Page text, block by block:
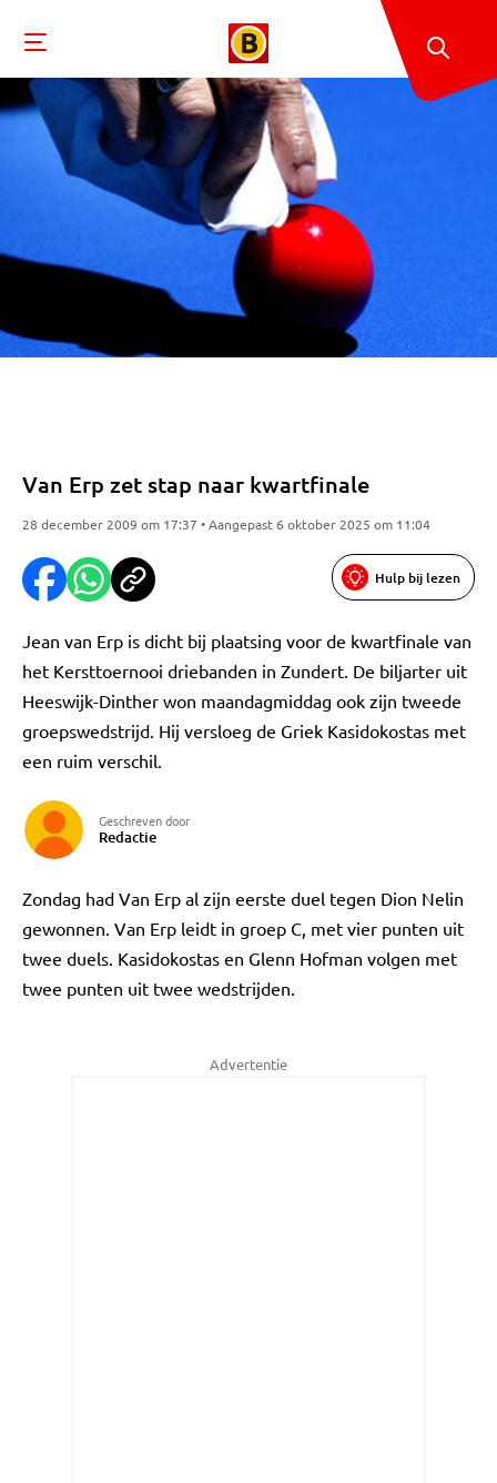
Van Erp zet stap naar kwartfinale
28 december 2009 om 17:37 • Aangepast 6 oktober 2025 om 11:04
Hulp bij lezen
Jean van Erp is dicht bij plaatsing voor de kwartfinale van
het Kersttoernooi driebanden in Zundert. De biljarter uit
Heeswijk-Dinther won maandagmiddag ook zijn tweede
groepswedstrijd. Hij versloeg de Griek Kasidokostas met
een ruim verschil.
Geschreven door
Redactie
Zondag had Van Erp al zijn eerste duel tegen Dion Nelin
gewonnen. Van Erp leidt in groep C, met vier punten uit
twee duels. Kasidokostas en Glenn Hofman volgen met
twee punten uit twee wedstrijden.
Advertentie